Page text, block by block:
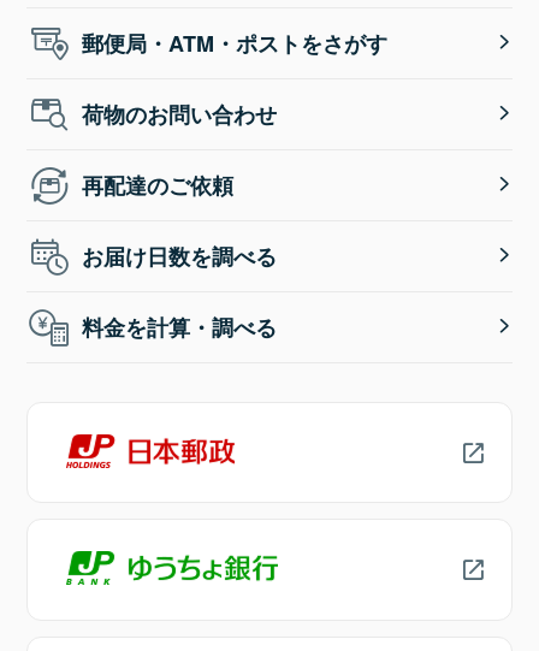
郵便局・ATM・ポストをさがす
荷物のお問い合わせ
再配達のご依頼
お届け日数を調べる
料金を計算・調べる